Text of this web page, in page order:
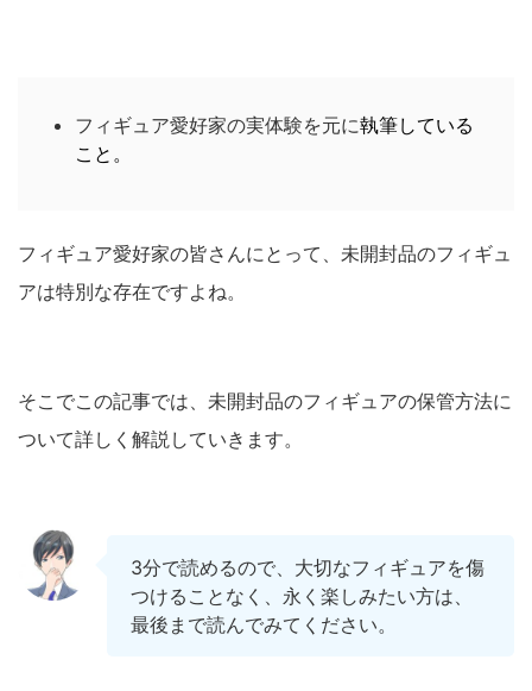
フィギュア愛好家の実体験を元に執筆している
こと。
フィギュア愛好家の皆さんにとって、未開封品のフィギュ
アは特別な存在ですよね。
そこでこの記事では、未開封品のフィギュアの保管方法に
ついて詳しく解説していきます。
3分で読めるので、大切なフィギュアを傷
つけることなく、永く楽しみたい方は、
最後まで読んでみてください。